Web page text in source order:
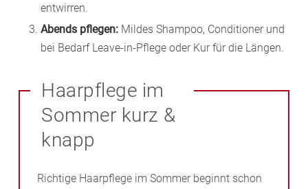
entwirren.
Abends pflegen: Mildes Shampoo, Conditioner und
bei Bedarf Leave-in-Pflege oder Kur für die Längen.
Haarpflege im
Sommer kurz &
knapp
Richtige Haarpflege im Sommer beginnt schon